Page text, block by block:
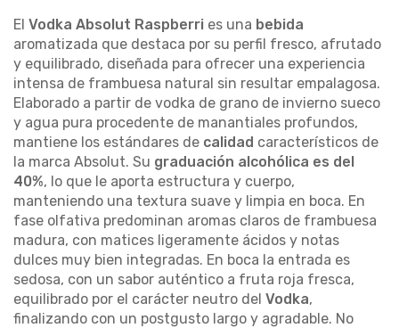
El Vodka Absolut Raspberri es una bebida
aromatizada que destaca por su perfil fresco, afrutado
y equilibrado, diseñada para ofrecer una experiencia
intensa de frambuesa natural sin resultar empalagosa.
Elaborado a partir de vodka de grano de invierno sueco
y agua pura procedente de manantiales profundos,
mantiene los estándares de calidad característicos de
la marca Absolut. Su graduación alcohólica es del
40%, lo que le aporta estructura y cuerpo,
manteniendo una textura suave y limpia en boca. En
fase olfativa predominan aromas claros de frambuesa
madura, con matices ligeramente ácidos y notas
dulces muy bien integradas. En boca la entrada es
sedosa, con un sabor auténtico a fruta roja fresca,
equilibrado por el carácter neutro del Vodka,
finalizando con un postgusto largo y agradable. No